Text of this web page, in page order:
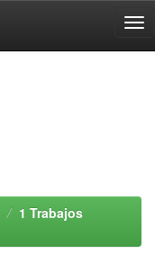
1 Trabajos